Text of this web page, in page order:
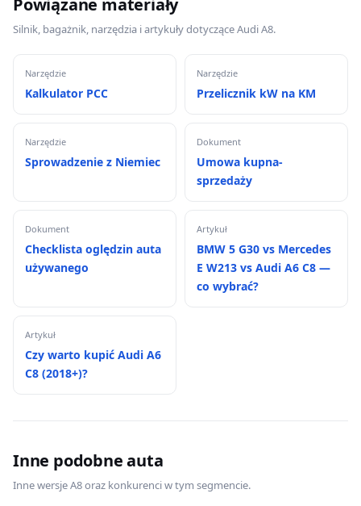
Powiązane materiały
Silnik, bagażnik, narzędzia i artykuły dotyczące Audi A8.
Narzędzie
Kalkulator PCC
Narzędzie
Przelicznik kW na KM
Narzędzie
Sprowadzenie z Niemiec
Dokument
Umowa kupna-
sprzedaży
Dokument
Checklista oględzin auta
używanego
Artykuł
BMW 5 G30 vs Mercedes
E W213 vs Audi A6 C8 —
co wybrać?
Artykuł
Czy warto kupić Audi A6
C8 (2018+)?
Inne podobne auta
Inne wersje A8 oraz konkurenci w tym segmencie.